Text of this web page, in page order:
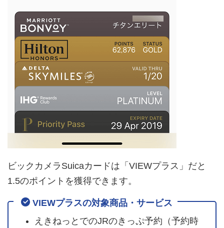
ビックカメラSuicaカードは「VIEWプラス」だと
1.5のポイントを獲得できます。
VIEWプラスの対象商品・サービス
えきねっとでのJRのきっぷ予約（予約時